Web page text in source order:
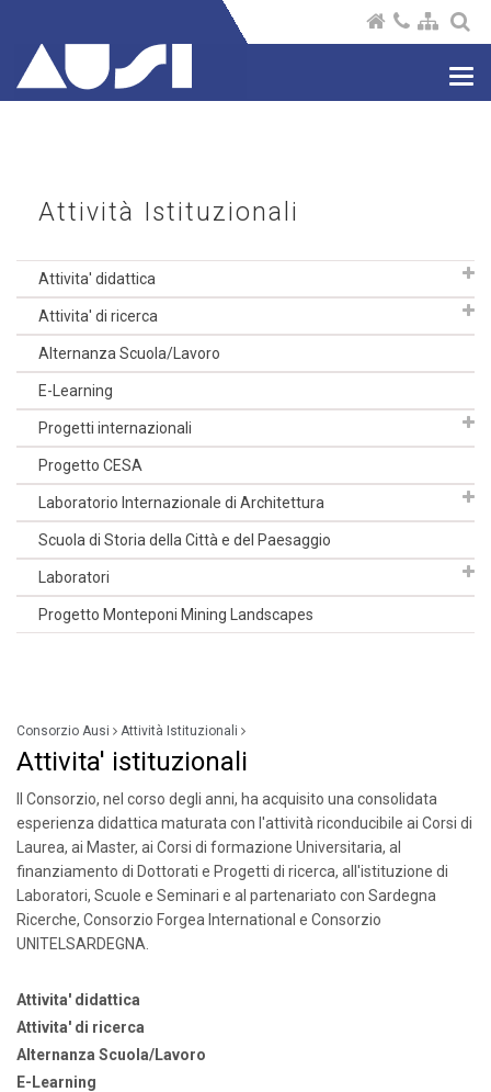
Attività Istituzionali
Attivita' didattica
Attivita' di ricerca
Alternanza Scuola/Lavoro
E-Learning
Progetti internazionali
Progetto CESA
Laboratorio Internazionale di Architettura
Scuola di Storia della Città e del Paesaggio
Laboratori
Progetto Monteponi Mining Landscapes
Consorzio Ausi Attività Istituzionali
Attivita' istituzionali
Il Consorzio, nel corso degli anni, ha acquisito una consolidata
esperienza didattica maturata con l'attività riconducibile ai Corsi di
Laurea, ai Master, ai Corsi di formazione Universitaria, al
finanziamento di Dottorati e Progetti di ricerca, all'istituzione di
Laboratori, Scuole e Seminari e al partenariato con Sardegna
Ricerche, Consorzio Forgea International e Consorzio
UNITELSARDEGNA.
Attivita' didattica
Attivita' di ricerca
Alternanza Scuola/Lavoro
E-Learning